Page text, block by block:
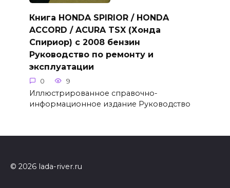
Книга HONDA SPIRIOR / HONDA
ACCORD / ACURA TSX (Хонда
Спириор) с 2008 бензин
Руководство по ремонту и
эксплуатации
0 9
Иллюстрированное справочно-
информационное издание Руководство
© 2026 lada-river.ru